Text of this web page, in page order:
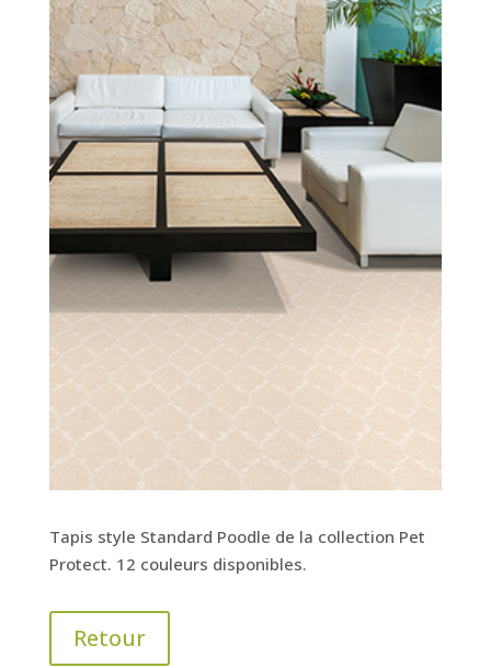
Tapis style Standard Poodle de la collection Pet
Protect. 12 couleurs disponibles.
Retour